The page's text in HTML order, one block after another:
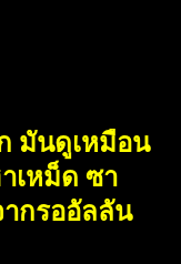
มันดูเหมือน
เหม็ด ซา
กรออัลลัน